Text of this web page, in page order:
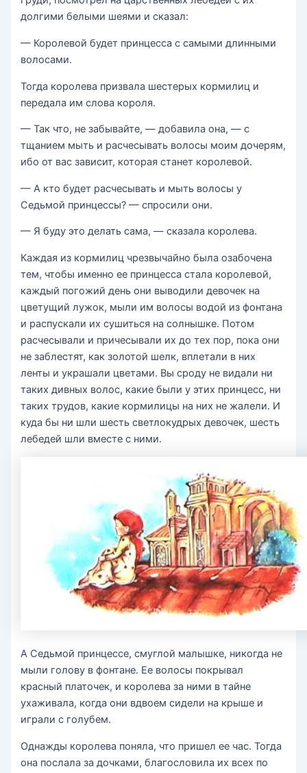
долгими белыми шеями и сказал:
— Королевой будет принцесса с самыми длинными
волосами.
Тогда королева призвала шестерых кормилиц и
передала им слова короля.
— Так что, не забывайте, — добавила она, — с
тщанием мыть и расчесывать волосы моим дочерям,
ибо от вас зависит, которая станет королевой.
— А кто будет расчесывать и мыть волосы у
Седьмой принцессы? — спросили они.
— Я буду это делать сама, — сказала королева.
Каждая из кормилиц чрезвычайно была озабочена
тем, чтобы именно ее принцесса стала королевой,
каждый погожий день они выводили девочек на
цветущий лужок, мыли им волосы водой из фонтана
и распускали их сушиться на солнышке. Потом
расчесывали и причесывали их до тех пор, пока они
не заблестят, как золотой шелк, вплетали в них
ленты и украшали цветами. Вы сроду не видали ни
таких дивных волос, какие были у этих принцесс, ни
таких трудов, какие кормилицы на них не жалели. И
куда бы ни шли шесть светлокудрых девочек, шесть
лебедей шли вместе с ними.
А Седьмой принцессе, смуглой малышке, никогда не
мыли голову в фонтане. Ее волосы покрывал
красный платочек, и королева за ними в тайне
ухаживала, когда они вдвоем сидели на крыше и
играли с голубем.
Однажды королева поняла, что пришел ее час. Тогда
она послала за дочками, благословила их всех по